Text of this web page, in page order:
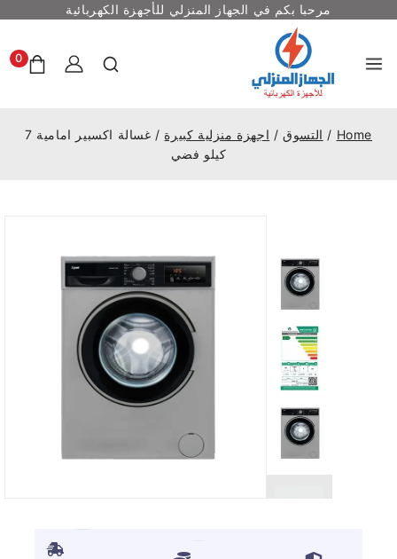
مرحبا بكم في الجهاز المنزلي للأجهزة الكهربائية
0
Home
/ التسوق / اجهزة منزلية كبيرة /
غسالة اكسبير امامية 7
كيلو فضي